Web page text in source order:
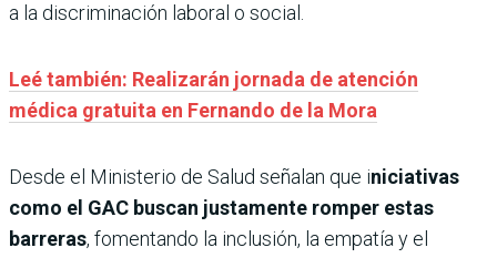
a la discriminación laboral o social.
Leé también: Realizarán jornada de atención
médica gratuita en Fernando de la Mora
Desde el Ministerio de Salud señalan que iniciativas
como el GAC buscan justamente romper estas
barreras, fomentando la inclusión, la empatía y el